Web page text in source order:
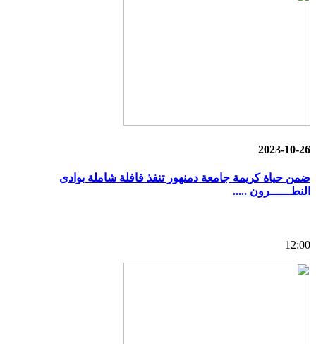
2023-10-26
ضمن حياة كريمة جامعة دمنهور تنفذ قافلة شاملة بوادى
النطــــــرون .....
12:00